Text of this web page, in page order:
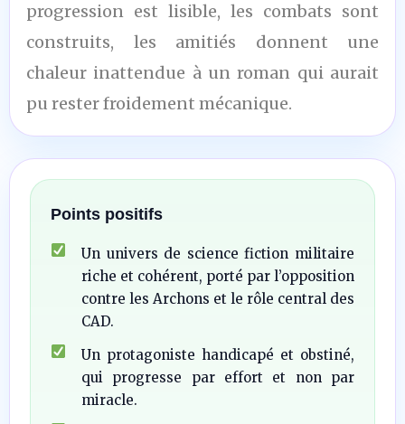
progression est lisible, les combats sont
construits, les amitiés donnent une
chaleur inattendue à un roman qui aurait
pu rester froidement mécanique.
Points positifs
Un univers de science fiction militaire
riche et cohérent, porté par l’opposition
contre les Archons et le rôle central des
CAD.
Un protagoniste handicapé et obstiné,
qui progresse par effort et non par
miracle.